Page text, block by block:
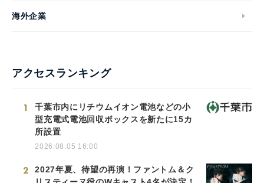
海外企業
アクセスランキング
1
千葉市内にリチウムイオン電池などの小
型充電式電池回収ボックスを新たに15カ
所設置
2026.08.05 16:00
2
2027年夏、待望の再演！ファントム＆ク